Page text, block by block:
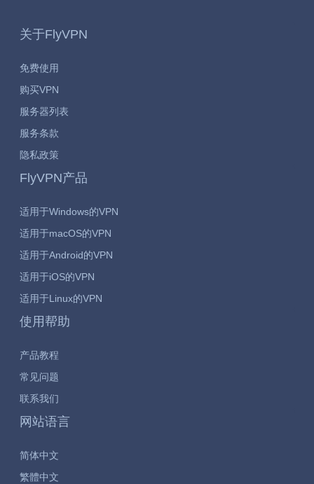
关于FlyVPN
免费使用
购买VPN
服务器列表
服务条款
隐私政策
FlyVPN产品
适用于Windows的VPN
适用于macOS的VPN
适用于Android的VPN
适用于iOS的VPN
适用于Linux的VPN
使用帮助
产品教程
常见问题
联系我们
网站语言
简体中文
繁體中文